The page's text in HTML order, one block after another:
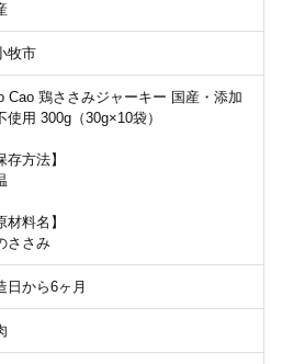
牧市
Cao 鶏ささみジャーキー 国産・添加
使用 300g（30g×10袋）
存方法】
材料名】
ささみ
日から6ヶ月